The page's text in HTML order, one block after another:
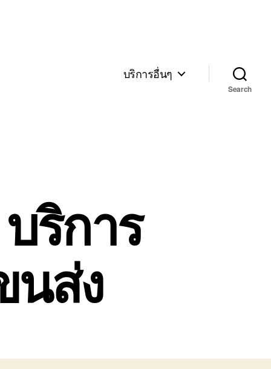
บริการอื่นๆ
Search
ริการ
นส่ง